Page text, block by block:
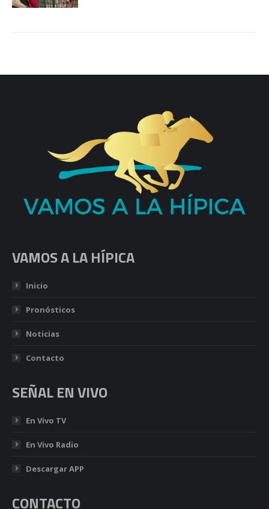
VAMOS A LA HÍPICA
Inicio
Pronósticos
Noticias
Contacto
SEÑAL EN VIVO
En Vivo TV
En Vivo Radio
Descargar APP
CONTACTO